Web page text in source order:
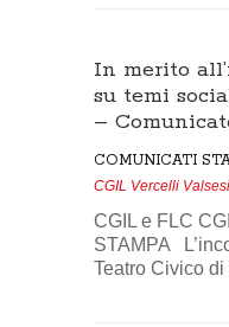
In merito
su temi
–
COMUNICATI
CGIL Vercelli
CGIL e FLC
STAMPA
Teatro Civico